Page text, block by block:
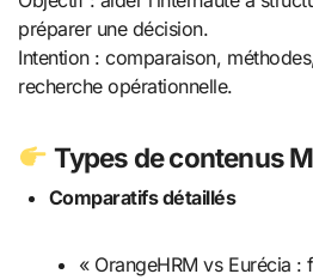
préparer une décision.
Intention : comparaison,
recherche opérationnelle.
Types de contenus
Comparatifs détaillés
« OrangeHRM vs Eurécia :